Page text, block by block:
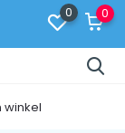
0 0
winkel